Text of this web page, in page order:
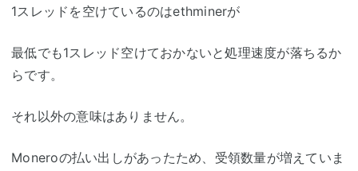
1スレッドを空けているのはethminerが
最低でも1スレッド空けておかないと処理速度が落ちるか
らです。
それ以外の意味はありません。
Moneroの払い出しがあったため、受領数量が増えていま